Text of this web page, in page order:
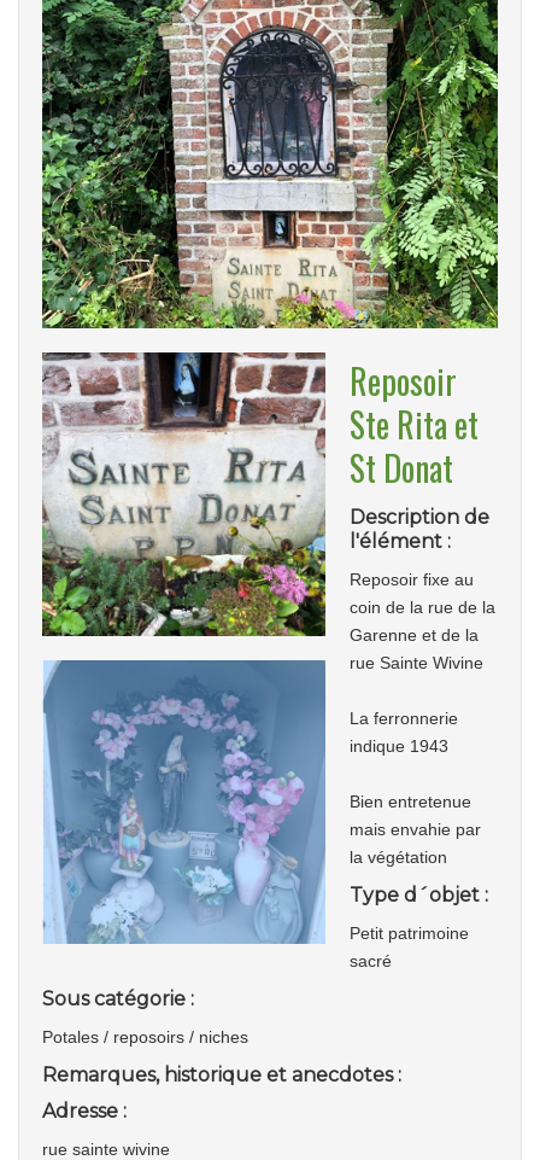
Reposoir
Ste Rita et
St Donat
Description de
l'élément :
Reposoir fixe au
coin de la rue de la
Garenne et de la
rue Sainte Wivine
La ferronnerie
indique 1943
Bien entretenue
mais envahie par
la végétation
Type d´objet :
Petit patrimoine
sacré
Sous catégorie :
Potales / reposoirs / niches
Remarques, historique et anecdotes :
Adresse :
rue sainte wivine